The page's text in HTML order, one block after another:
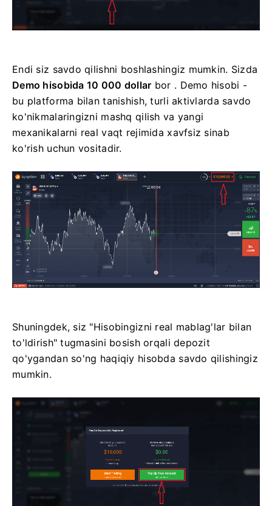
Endi siz savdo qilishni boshlashingiz mumkin. Sizda
Demo hisobida 10 000 dollar bor . Demo hisobi -
bu platforma bilan tanishish, turli aktivlarda savdo
ko'nikmalaringizni mashq qilish va yangi
mexanikalarni real vaqt rejimida xavfsiz sinab
ko'rish uchun vositadir.
Shuningdek, siz "Hisobingizni real mablag'lar bilan
to'ldirish" tugmasini bosish orqali depozit
qo'ygandan so'ng haqiqiy hisobda savdo qilishingiz
mumkin.